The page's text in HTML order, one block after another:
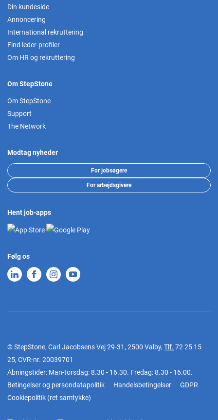
Din kundeside
Annoncering
International rekruttering
Find leder-profiler
Om HR og rekruttering
Om StepStone
Om StepStone
Support
The Network
Modtag nyheder
For jobsøgere
For arbejdsgivere
Hent job-apps
Følg os
© StepStone, Carl Jacobsens Vej 29-31, 2500 Valby, Tlf. 72 25 15
25, CVR-nr. 20039701
Åbningstider: Man-torsdag: 8.30 - 16.30. Fredag: 8.30 - 16.00.
Betingelser og persondatapolitik
Handelsbetingelser
GDPR
Cookiepolitik (ret samtykke)